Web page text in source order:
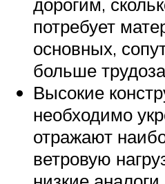
потребует
основных,
больше
Высокие
необходимо
отражают
ветровую